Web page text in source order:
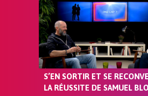
S’EN SORTIR ET SE
LA RÉUSSITE DE SAMUEL